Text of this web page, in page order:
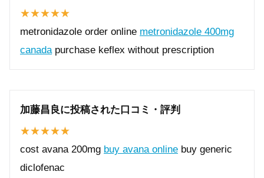
metronidazole order online metronidazole 400mg
canadapurchase keflex without prescription
加藤昌良に投稿された口コミ・評判
cost avana 200mg buy avana online buy generic
diclofenac